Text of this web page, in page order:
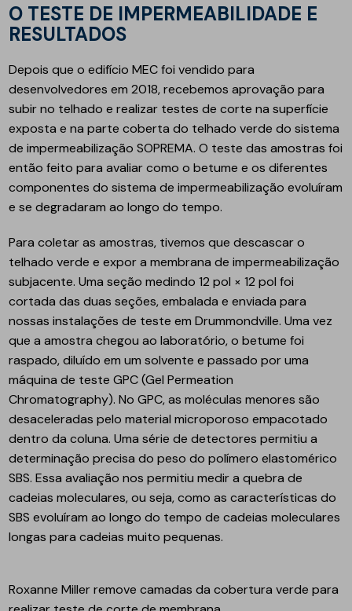
O TESTE DE IMPERMEABILIDADE E
RESULTADOS
Depois que o edifício MEC foi vendido para
desenvolvedores em 2018, recebemos aprovação para
subir no telhado e realizar testes de corte na superfície
exposta e na parte coberta do telhado verde do sistema
de impermeabilização SOPREMA. O teste das amostras foi
então feito para avaliar como o betume e os diferentes
componentes do sistema de impermeabilização evoluíram
e se degradaram ao longo do tempo.
Para coletar as amostras, tivemos que descascar o
telhado verde e expor a membrana de impermeabilização
subjacente. Uma seção medindo 12 pol × 12 pol foi
cortada das duas seções, embalada e enviada para
nossas instalações de teste em Drummondville. Uma vez
que a amostra chegou ao laboratório, o betume foi
raspado, diluído em um solvente e passado por uma
máquina de teste GPC (Gel Permeation
Chromatography). No GPC, as moléculas menores são
desaceleradas pelo material microporoso empacotado
dentro da coluna. Uma série de detectores permitiu a
determinação precisa do peso do polímero elastomérico
SBS. Essa avaliação nos permitiu medir a quebra de
cadeias moleculares, ou seja, como as características do
SBS evoluíram ao longo do tempo de cadeias moleculares
longas para cadeias muito pequenas.
Roxanne Miller remove camadas da cobertura verde para